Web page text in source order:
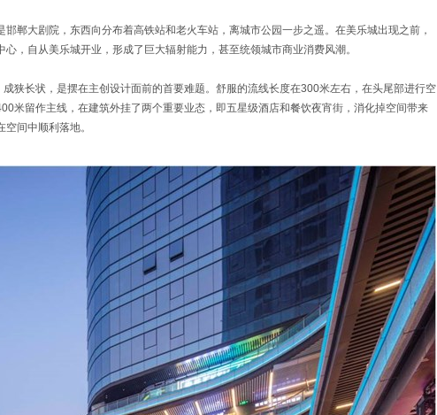
郸大剧院，东西向分布着高铁站和老火车站，离城市公园一步之遥。在美乐城出现之前，
，自从美乐城开业，形成了巨大辐射能力，甚至统领城市商业消费风潮。
狭长状，是摆在主创设计面前的首要难题。舒服的流线长度在300米左右，在头尾部进行空
米留作主线，在建筑外挂了两个重要业态，即五星级酒店和餐饮夜宵街，消化掉空间带来
间中顺利落地。